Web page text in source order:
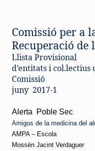
Comissió per a
Recuperació de
Llista Provisional
d’entitats i col.lectius
Comissió
juny 2017-1
Alerta Poble Sec
Amigos de la medicina del
AMPA – Escola
Mossèn Jacint Verdaguer